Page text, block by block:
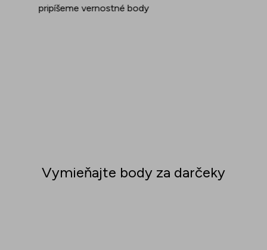
pripíšeme vernostné body
Vymieňajte body za darčeky